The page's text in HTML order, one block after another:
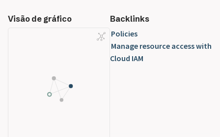
Visão de gráfico
Backlinks
Policies
Manage resource access with
Cloud IAM